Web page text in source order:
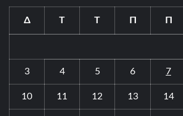
Δ Τ Τ Π Π
3 4 5 6 7
10 11 12 13 14